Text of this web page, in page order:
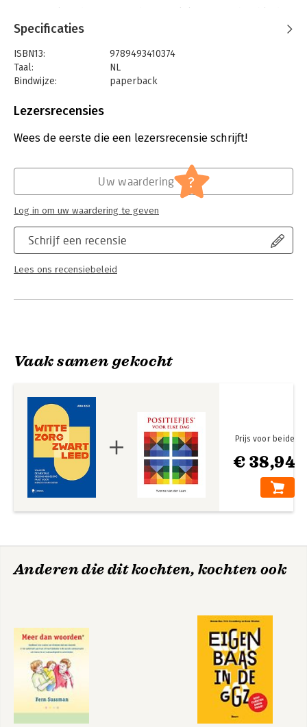
vlekken in diagnostiek en behandeling leiden tot structurele
ongelijkheid. En maakt zo pijnlijk voelbaar wat racisme in en
buiten de zorg met mensen doet – en waarom het radicaal
anders moet.
Specificaties
ISBN13:
9789493410374
Taal:
NL
Bindwijze:
paperback
Uitgever:
Verschijningsdatum:
17-11-2025
Lezersrecensies
Wees de eerste die een lezersrecensie schrijft!
Schrijf een recensie
Lees ons recensiebeleid
Uw waardering ?
Log in om uw waardering te geven
Vaak samen gekocht
€ 38,94
Prijs voor beide
Anderen die dit kochten, kochten ook